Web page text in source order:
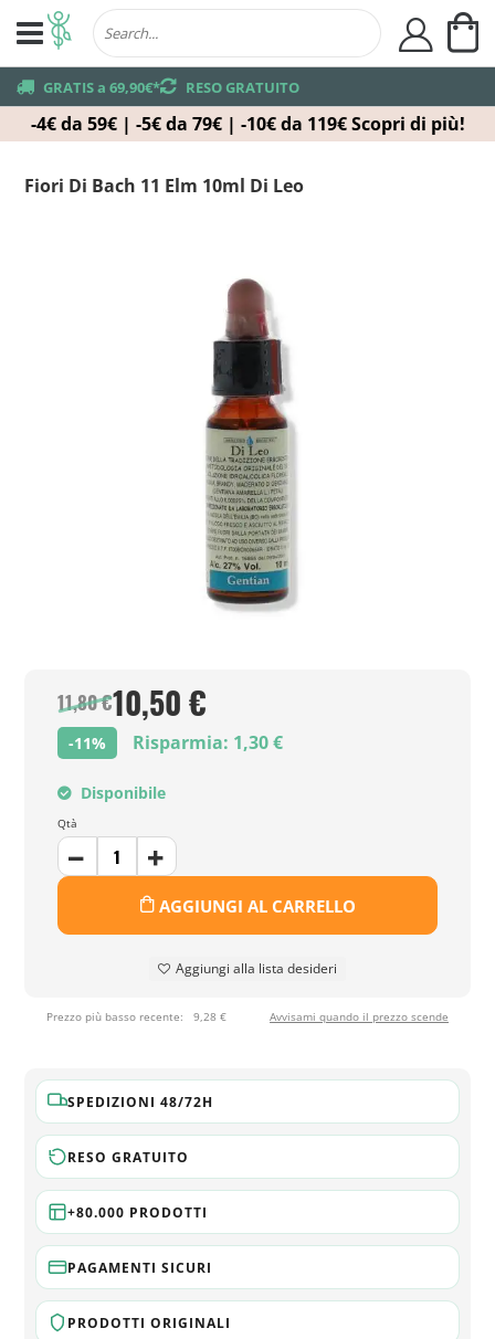
-4€ da 59€ | -5€ da 79€ | -10€ da 119€ Scopri di più!
truck GRATIS a 69,90€*returns RESO GRATUITO
user
Fiori Di Bach 11 Elm 10ml Di Leo
11,80 €10,50 €
-11% Risparmia: 1,30 €
Disponibile
Qtà
AGGIUNGI AL CARRELLO
Aggiungi alla lista desideri
Prezzo più basso recente: 9,28 € Avvisami quando il prezzo scende
SPEDIZIONI 48/72H
RESO GRATUITO
+80.000 PRODOTTI
PAGAMENTI SICURI
PRODOTTI ORIGINALI